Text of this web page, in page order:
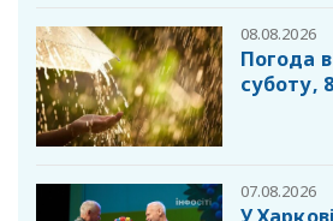
08.08.2026
Погода
суботу,
07.08.2026